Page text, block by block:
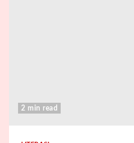
2 min read